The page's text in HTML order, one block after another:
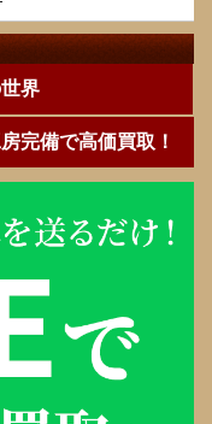
界
完備で高価買取！